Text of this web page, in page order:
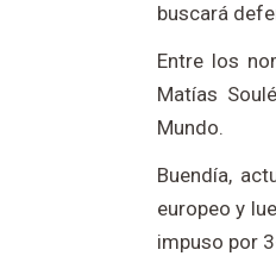
buscará
Entre los
Matías
Mundo.
Buendía,
europeo y
impuso por